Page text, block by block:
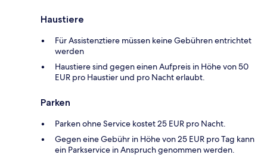
Haustiere
Für Assistenztiere müssen keine Gebühren entrichtet
werden
Haustiere sind gegen einen Aufpreis in Höhe von 50
EUR pro Haustier und pro Nacht erlaubt.
Parken
Parken ohne Service kostet 25 EUR pro Nacht.
Gegen eine Gebühr in Höhe von 25 EUR pro Tag kann
ein Parkservice in Anspruch genommen werden.